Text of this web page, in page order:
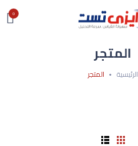
0
المتجر
الرئيسية المتجر